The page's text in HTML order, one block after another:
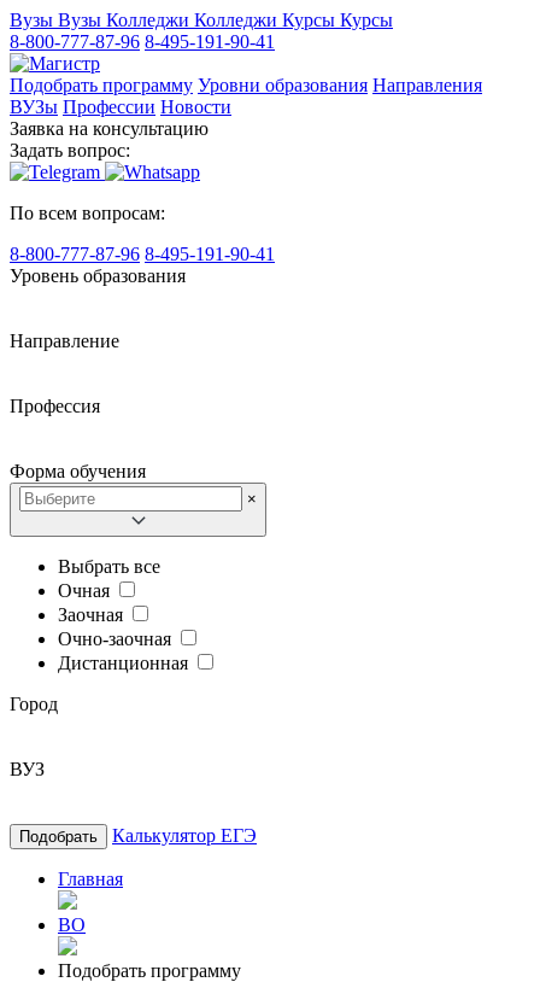
Вузы Вузы Колледжи Колледжи Курсы Курсы
8-800-777-87-96 8-495-191-90-41
Подобрать программу Уровни образования Направления
ВУЗы Профессии Новости
Заявка на консультацию
Задать вопрос:
По всем вопросам:
8-800-777-87-96 8-495-191-90-41
Уровень образования
Направление
Профессия
Форма обучения
×
Выбрать все
Очная
Заочная
Очно-заочная
Дистанционная
Город
ВУЗ
Подобрать Калькулятор ЕГЭ
Главная
ВО
Подобрать программу